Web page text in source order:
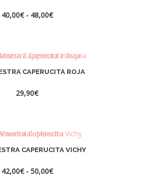
40,00€ - 48,00€Rango
40,00€
48,00€
CAPERUCITA ROJA
29,90€
CAPERUCITA VICHY
42,00€ - 50,00€Rango